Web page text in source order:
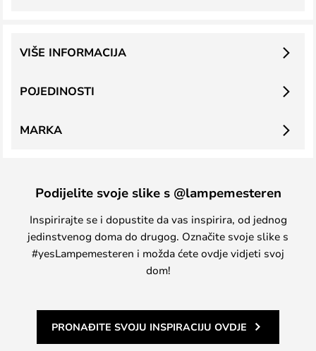
POJEDINOSTI
VIŠE INFORMACIJA
MARKA
Podijelite svoje slike s @lampemesteren
Inspirirajte se i dopustite da vas inspirira, od jednog
jedinstvenog doma do drugog. Označite svoje slike s
#yesLampemesteren i možda ćete ovdje vidjeti svoj
dom!
PRONAĐITE SVOJU INSPIRACIJU OVDJE